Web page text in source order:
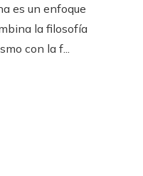
es un enfoque
la filosofía
con la f...